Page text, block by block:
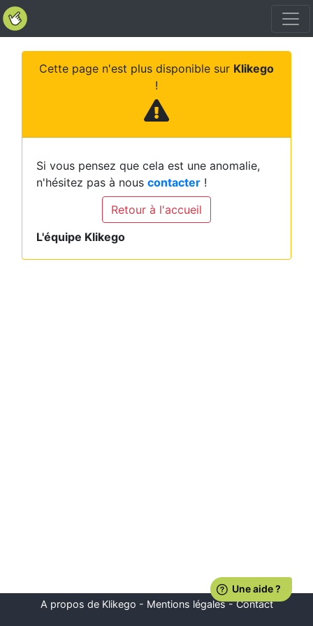
Cette page n'est plus disponible sur Klikego
!
Si vous pensez que cela est une anomalie,
n'hésitez pas à nous contacter !
Retour à l'accueil
L'équipe Klikego
A propos de Klikego - Mentions légales-Contact